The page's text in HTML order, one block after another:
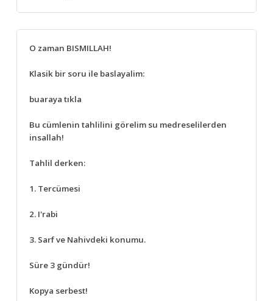
O zaman BISMILLAH!
Klasik bir soru ile baslayalim:
buaraya tıkla
Bu cümlenin tahlilini görelim su medreselilerden
insallah!
Tahlil derken:
1. Tercümesi
2. I'rabi
3. Sarf ve Nahivdeki konumu.
Süre 3 gündür!
Kopya serbest!